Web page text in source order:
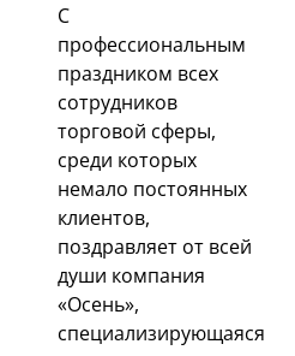
С
профессиональным
праздником всех
сотрудников
торговой сферы,
среди которых
немало постоянных
клиентов,
поздравляет от всей
души компания
«Осень»,
специализирующаяся